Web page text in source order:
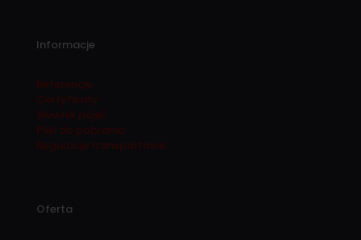
Informacje
Referencje
Certyfikaty
Słownik pojęć
Pliki do pobrania
Regulacje transportowe
Oferta